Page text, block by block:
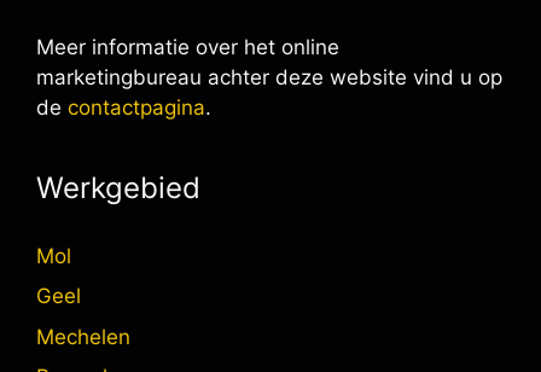
Meer informatie over het online
marketingbureau achter deze website vind u op
de contactpagina.
Werkgebied
Mol
Geel
Mechelen